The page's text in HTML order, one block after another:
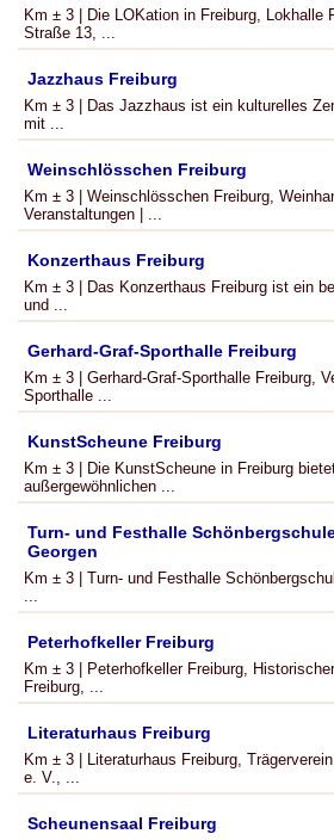
Km ± 3 | Die LOKation in Freiburg, Lokhalle
Straße 13, ...
Jazzhaus Freiburg
Km ± 3 | Das Jazzhaus ist ein kulturelles
mit ...
Weinschlösschen Freiburg
Km ± 3 | Weinschlösschen Freiburg,
Veranstaltungen | ...
Konzerthaus Freiburg
Km ± 3 | Das Konzerthaus Freiburg ist ein
und ...
Gerhard-Graf-Sporthalle Freiburg
Km ± 3 | Gerhard-Graf-Sporthalle Freiburg,
Sporthalle ...
KunstScheune Freiburg
Km ± 3 | Die KunstScheune in Freiburg
außergewöhnlichen ...
Turn- und Festhalle
Georgen
Km ± 3 | Turn- und Festhalle
...
Peterhofkeller Freiburg
Km ± 3 | Peterhofkeller Freiburg,
Freiburg, ...
Literaturhaus Freiburg
Km ± 3 | Literaturhaus Freiburg,
e. V., ...
Scheunensaal Freiburg